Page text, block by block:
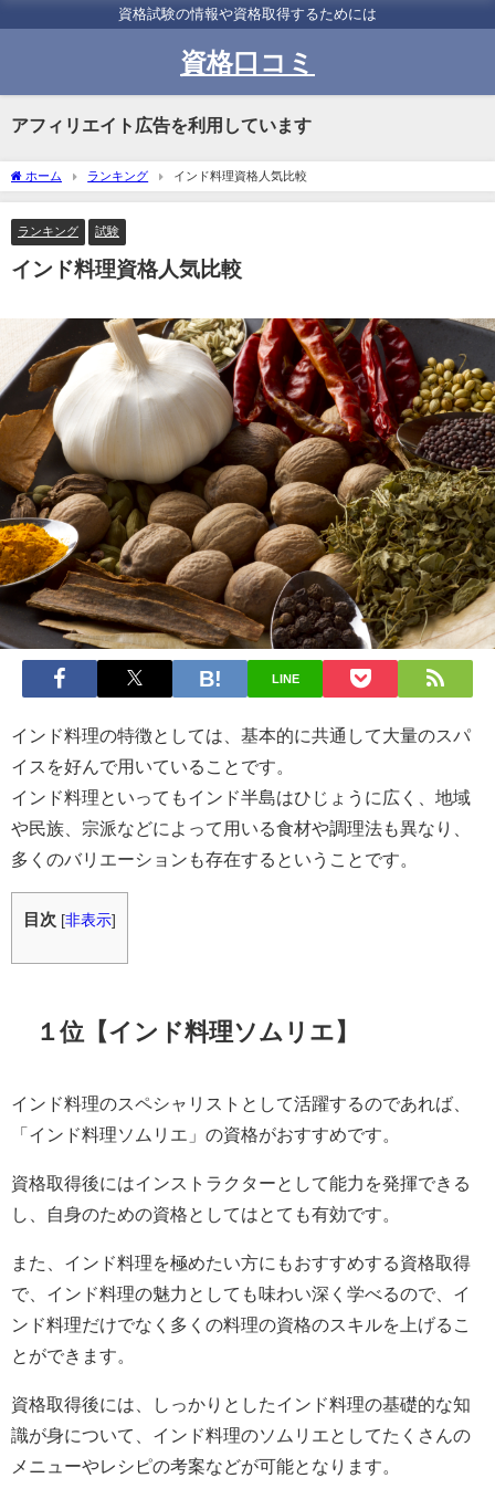
資格試験の情報や資格取得するためには
資格口コミ
アフィリエイト広告を利用しています
ホーム ランキング インド料理資格人気比較
ランキング 試験
インド料理資格人気比較
LINE
インド料理の特徴としては、基本的に共通して大量のスパ
イスを好んで用いていることです。
インド料理といってもインド半島はひじょうに広く、地域
や民族、宗派などによって用いる食材や調理法も異なり、
多くのバリエーションも存在するということです。
目次 [非表示]
１位【インド料理ソムリエ】
インド料理のスペシャリストとして活躍するのであれば、
「インド料理ソムリエ」の資格がおすすめです。
資格取得後にはインストラクターとして能力を発揮できる
し、自身のための資格としてはとても有効です。
また、インド料理を極めたい方にもおすすめする資格取得
で、インド料理の魅力としても味わい深く学べるので、イ
ンド料理だけでなく多くの料理の資格のスキルを上げるこ
とができます。
資格取得後には、しっかりとしたインド料理の基礎的な知
識が身について、インド料理のソムリエとしてたくさんの
メニューやレシピの考案などが可能となります。